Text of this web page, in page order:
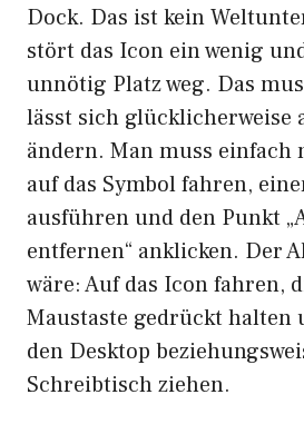
Dock. Das ist kein
stört das Icon ein wenig
unnötig Platz weg. Das
lässt sich glücklicherweise
ändern. Man muss einfach
auf das Symbol fahren,
ausführen und den Punkt
entfernen“ anklicken. Der
wäre: Auf das Icon fahren,
Maustaste gedrückt halten
den Desktop
Schreibtisch ziehen.